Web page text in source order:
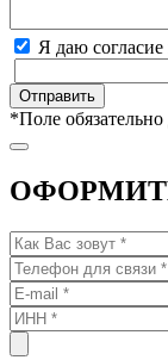
Я даю
*Поле